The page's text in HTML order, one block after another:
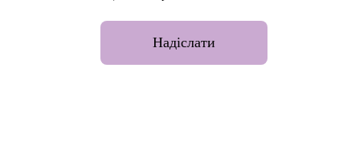
Надіслати